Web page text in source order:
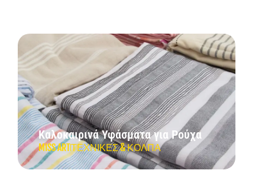
Καλοκαιρινά Υφάσματα για Ρούχα
MISS ARTΤΕΧΝΙΚΈΣ & ΚΌΛΠΑ